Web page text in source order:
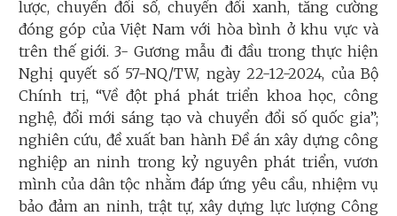
lược, chuyển đổi số, chuyển đổi xanh, tăng cường
đóng góp của Việt Nam với hòa bình ở khu vực và
trên thế giới. 3- Gương mẫu đi đầu trong thực hiện
Nghị quyết số 57-NQ/TW, ngày 22-12-2024, của Bộ
Chính trị, “Về đột phá phát triển khoa học, công
nghệ, đổi mới sáng tạo và chuyển đổi số quốc gia”;
nghiên cứu, đề xuất ban hành Đề án xây dựng công
nghiệp an ninh trong kỷ nguyên phát triển, vươn
mình của dân tộc nhằm đáp ứng yêu cầu, nhiệm vụ
bảo đảm an ninh, trật tự, xây dựng lực lượng Công